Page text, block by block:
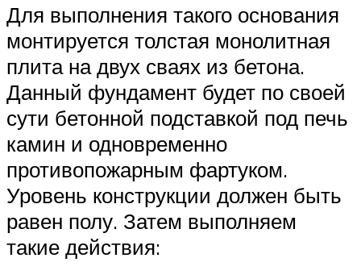
Для выполнения такого основания
монтируется толстая монолитная
плита на двух сваях из бетона.
Данный фундамент будет по своей
сути бетонной подставкой под печь
камин и одновременно
противопожарным фартуком.
Уровень конструкции должен быть
равен полу. Затем выполняем
такие действия: